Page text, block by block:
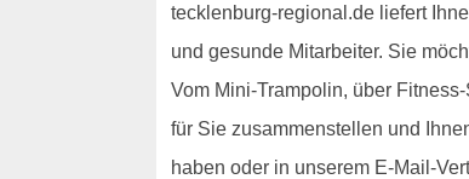
tecklenburg-regional.de liefert
und gesunde Mitarbeiter. Sie
Vom Mini-Trampolin, über
für Sie zusammenstellen und
haben oder in unserem E-Mail-